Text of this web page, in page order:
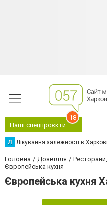
Наші спецпроєкти
18
Л Лікування залежності в Харкові
Головна Дозвілля Ресторани,
Європейська кухня
Європейська кухня